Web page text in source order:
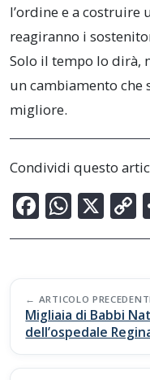
l’ordine e a costruire
reagiranno i
Solo il tempo lo dirà,
un cambiamento
migliore.
Condividi questo
F
ac
b
o
o
k
W
h
s
A
p
p
X
y
k
Post
navigation
ARTICOLO
Migliaia di Babbi
dell’ospedale